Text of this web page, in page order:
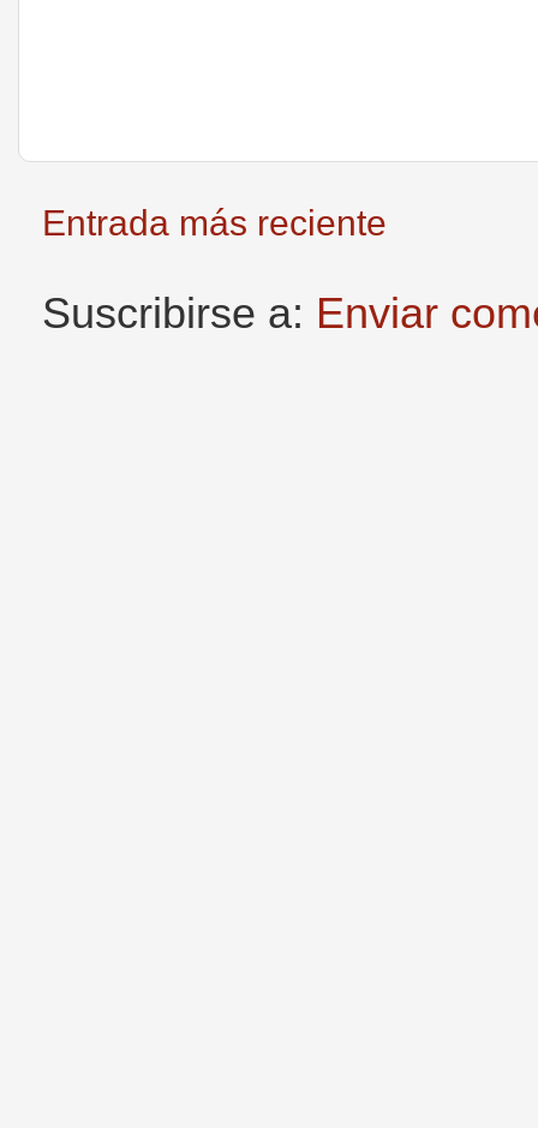
Entrada más reciente
Suscribirse a: Enviar